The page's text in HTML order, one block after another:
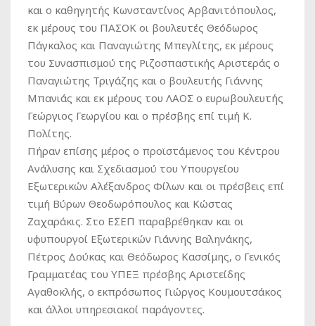
και ο καθηγητής Κωνσταντίνος Αρβανιτόπουλος,
εκ μέρους του ΠΑΣΟΚ οι βουλευτές Θεόδωρος
Πάγκαλος και Παναγιώτης Μπεγλίτης, εκ μέρους
του Συνασπισμού της Ριζοσπαστικής Αριστεράς ο
Παναγιώτης Τριγάζης και ο βουλευτής Γιάννης
Μπανιάς και εκ μέρους του ΛΑΟΣ ο ευρωβουλευτής
Γεώργιος Γεωργίου και ο πρέσβης επί τιμή Κ.
Πολίτης.
Πήραν επίσης μέρος ο προϊστάμενος του Κέντρου
Ανάλυσης και Σχεδιασμού του Υπουργείου
Εξωτερικών Αλέξανδρος Φίλων και οι πρέσβεις επί
τιμή Βύρων Θεοδωρόπουλος και Κώστας
Ζαχαράκις. Στο ΕΣΕΠ παραβρέθηκαν και οι
υφυπουργοί Εξωτερικών Γιάννης Βαληνάκης,
Πέτρος Δούκας και Θεόδωρος Κασσίμης, ο Γενικός
Γραμματέας του ΥΠΕΞ πρέσβης Αριστείδης
Αγαθοκλής, ο εκπρόσωπος Γιώργος Κουμουτσάκος
και άλλοι υπηρεσιακοί παράγοντες.